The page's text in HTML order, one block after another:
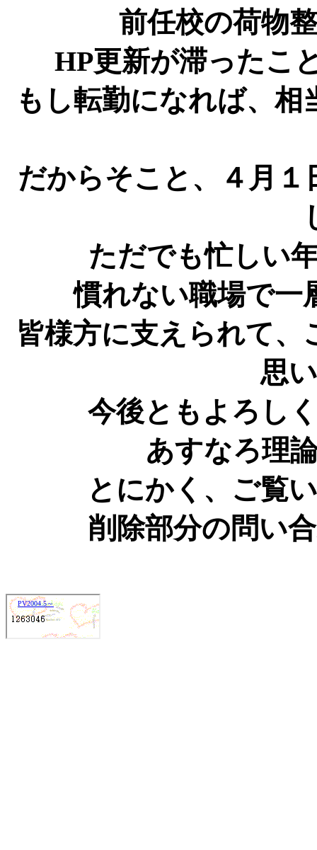
前任校の荷物
HP更新が滞ったこ
もし転勤になれば、
だからそこと、４月
ただでも忙しい
慣れない職場で一
皆様方に支えられて
思
今後ともよろし
あすなろ理
とにかく、ご覧
削除部分の問い